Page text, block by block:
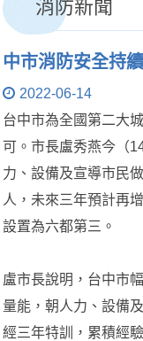
消防新聞
中市消防安全持
2022-06-14
台中市為全國第二大
可。市長盧秀燕今（
力、設備及宣導市民
人，未來三年預計再
設置為六都第三。
盧市長說明，台中市
量能，朝人力、設備
經三年特訓，累積經